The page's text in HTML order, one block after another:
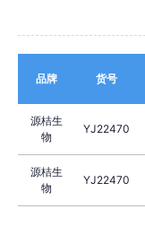
品牌 货号
源桔生
物
YJ22470
源桔生
物
YJ22470